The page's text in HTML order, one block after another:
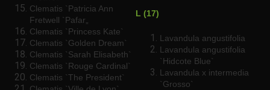
Clematis `Patricia Ann
Fretwell `Pafar„
Clematis `Princess Kate`
Clematis `Golden Dream`
Clematis `Sarah Elisabeth`
Clematis `Rouge Cardinal`
Clematis `The President`
L (17)
Lavandula angustifolia
Lavandula angustifolia
`Hidcote Blue`
Lavandula x intermedia
`Grosso`